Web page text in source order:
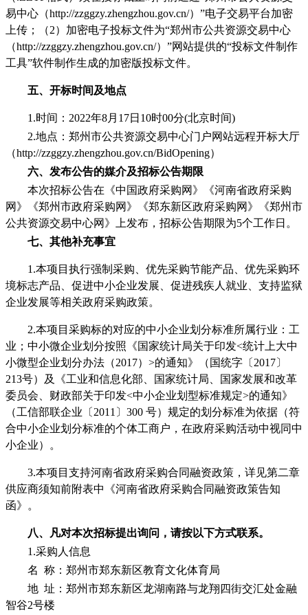
易中心（http://zzggzy.zhengzhou.gov.cn/）”电子交易平台加密
上传；（2）加密电子投标文件为“郑州市公共资源交易中心
（http://zzggzy.zhengzhou.gov.cn/）”网站提供的“投标文件制作
工具”软件制作生成的加密版投标文件。
五、开标时间及地点
1.时间：2022年8月 17日 10时00分(北京时间)
2.地点：郑州市公共资源交易中心门户网站远程开标大厅
（http://zzggzy.zhengzhou.gov.cn/BidOpening）
六、 发布公告的媒介及招标公告期限
本次招标公告在 《中国政府采购网》《河南省政府采购
网》《郑州市政府采购网》《郑东新区政府采购网》《郑州市
公共资源交易中心网》上发布，招标公告期限为5个工作日。
七、其他补充事宜
1.本项目执行强制采购、优先采购节能产品、优先采购环
境标志产品、 促进中小企业发展、促进残疾人就业、支持监狱
企业发展等相关政府采购政策。
2.本项目采购标的对应的中小企业划分标准所属行业：工
业；中小微企业划分按照《国家统计局关于印发<统计上大中
小微型企业划分办法（2017）>的通知》（国统字〔2017〕
213号）及《工业和信息化部、国家统计局、国家发展和改革
委员会、财政部关于印发<中小企业划型标准规定>的通知》
（工信部联企业〔2011〕300 号）规定的划分标准为依据（符
合中小企业划分标准的个体工商户，在政府采购活动中视同中
小企业）。
3.本项目支持河南省政府采购合同融资政策，详见第二章
供应商须知前附表中《河南省政府采购合同融资政策告知
函》。
八、凡对本次招标提出询问，请按以下方式联系。
1.采购人信息
名 称：郑州市郑东新区教育文化体育局
地 址：郑州市郑东新区龙湖南路与龙翔四街交汇处金融
智谷2号楼